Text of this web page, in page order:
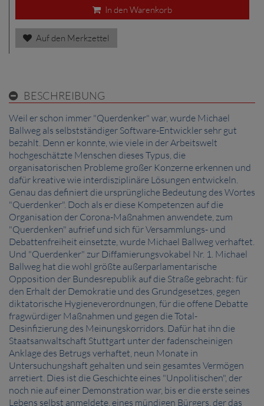
In den Warenkorb
Auf den Merkzettel
BESCHREIBUNG
Weil er schon immer "Querdenker" war, wurde Michael
Ballweg als selbstständiger Software-Entwickler sehr gut
bezahlt. Denn er konnte, wie viele in der Arbeitswelt
hochgeschätzte Menschen dieses Typus, die
organisatorischen Probleme großer Konzerne erkennen und
dafür kreative wie interdisziplinäre Lösungen entwickeln.
Genau das definiert die ursprüngliche Bedeutung des Wortes
"Querdenker". Doch als er diese Kompetenzen auf die
Organisation der Corona-Maßnahmen anwendete, zum
"Querdenken" aufrief und sich für Versammlungs- und
Debattenfreiheit einsetzte, wurde Michael Ballweg verhaftet.
Und "Querdenker" zur Diffamierungsvokabel Nr. 1. Michael
Ballweg hat die wohl größte außerparlamentarische
Opposition der Bundesrepublik auf die Straße gebracht: für
den Erhalt der Demokratie und des Grundgesetzes, gegen
diktatorische Hygieneverordnungen, für die offene Debatte
fragwürdiger Maßnahmen und gegen die Total-
Desinfizierung des Meinungskorridors. Dafür hat ihn die
Staatsanwaltschaft Stuttgart unter der fadenscheinigen
Anklage des Betrugs verhaftet, neun Monate in
Untersuchungshaft gehalten und sein gesamtes Vermögen
arretiert. Dies ist die Geschichte eines "Unpolitischen", der
noch nie auf einer Demonstration war, bis er die erste seines
Lebens selbst anmeldete, eines mündigen Bürgers, der das